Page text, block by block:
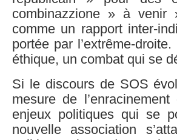
combinazzione » à
comme un rapport inter-
portée par l’extrême-
éthique, un combat qui se
Si le discours de SOS
mesure de
enjeux politiques qui se
nouvelle association